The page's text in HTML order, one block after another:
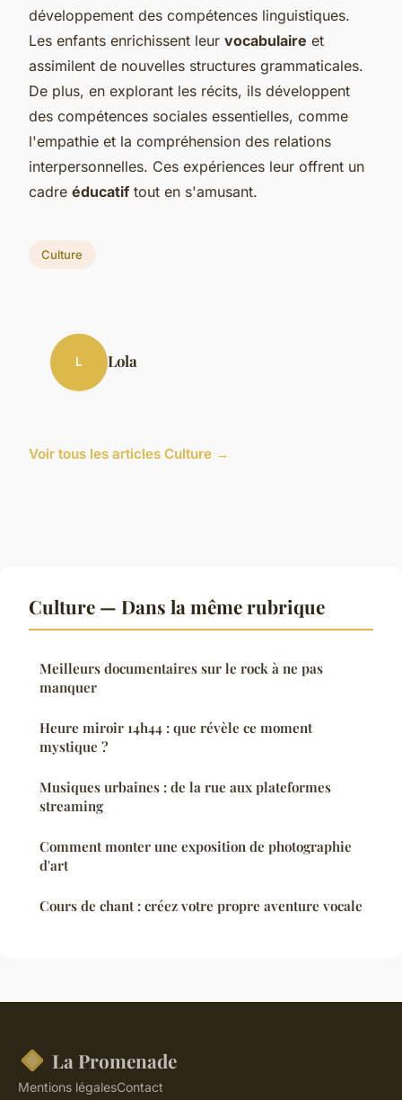
développement des compétences linguistiques.
Les enfants enrichissent leur vocabulaire et
assimilent de nouvelles structures grammaticales.
De plus, en explorant les récits, ils développent
des compétences sociales essentielles, comme
l'empathie et la compréhension des relations
interpersonnelles. Ces expériences leur offrent un
cadre éducatif tout en s'amusant.
Culture
L Lola
Voir tous les articles Culture →
Culture — Dans la même rubrique
Meilleurs documentaires sur le rock à ne pas
manquer
Heure miroir 14h44 : que révèle ce moment
mystique ?
Musiques urbaines : de la rue aux plateformes
streaming
Comment monter une exposition de photographie
d'art
Cours de chant : créez votre propre aventure vocale
La Promenade
Mentions légalesContact